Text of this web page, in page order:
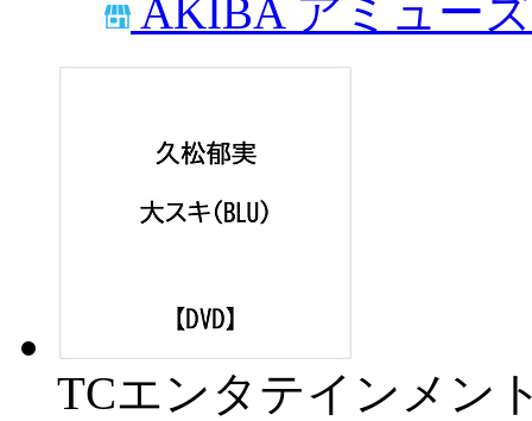
AKIBA アミュー
TCエンタテインメン